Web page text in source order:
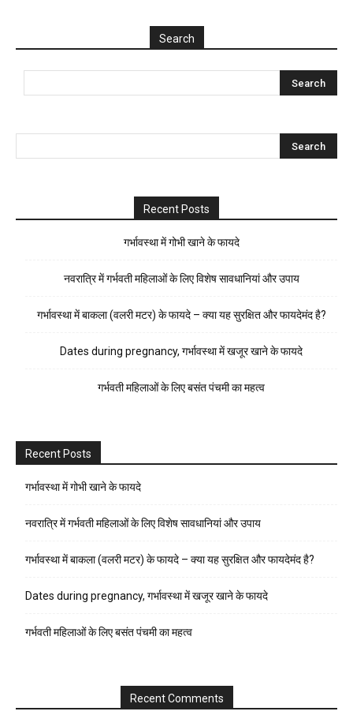
Search
Recent Posts
गर्भावस्था में गोभी खाने के फायदे
नवरात्रि में गर्भवती महिलाओं के लिए विशेष सावधानियां और उपाय
गर्भावस्था में बाकला (वलरी मटर) के फायदे – क्या यह सुरक्षित और फायदेमंद है?
Dates during pregnancy, गर्भावस्था में खजूर खाने के फायदे
गर्भवती महिलाओं के लिए बसंत पंचमी का महत्व
Recent Posts
गर्भावस्था में गोभी खाने के फायदे
नवरात्रि में गर्भवती महिलाओं के लिए विशेष सावधानियां और उपाय
गर्भावस्था में बाकला (वलरी मटर) के फायदे – क्या यह सुरक्षित और फायदेमंद है?
Dates during pregnancy, गर्भावस्था में खजूर खाने के फायदे
गर्भवती महिलाओं के लिए बसंत पंचमी का महत्व
Recent Comments